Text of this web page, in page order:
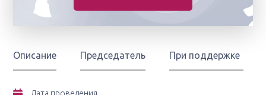
Описание Председатель При поддержке